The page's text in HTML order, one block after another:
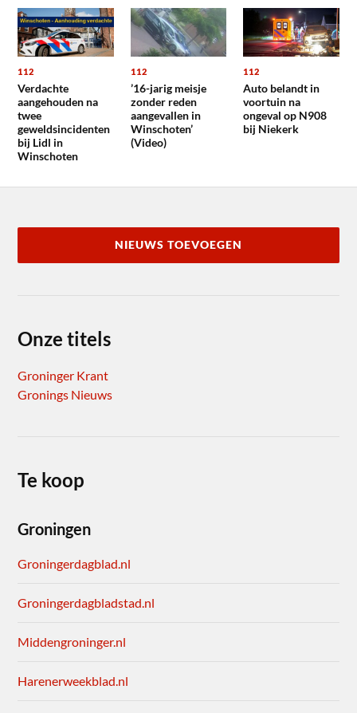
112
Verdachte
aangehouden na
twee
geweldsincidenten
bij Lidl in
Winschoten
112
’16-jarig meisje
zonder reden
aangevallen in
Winschoten’
(Video)
112
Auto belandt in
voortuin na
ongeval op N908
bij Niekerk
NIEUWS TOEVOEGEN
Onze titels
Groninger Krant
Gronings Nieuws
Te koop
Groningen
Groningerdagblad.nl
Groningerdagbladstad.nl
Middengroninger.nl
Harenerweekblad.nl